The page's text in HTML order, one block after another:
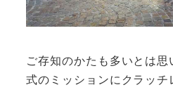
ご存知のかたも多いとは
式のミッションにクラッチ